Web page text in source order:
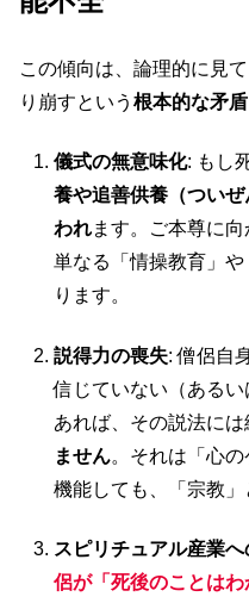
この傾向は、論理的に見
り崩すという 根本的な矛盾
儀式の無意味化: もし
養や追善供養（つい
われます。ご本尊に
単なる「情操教育」
ります。
説得力の喪失: 僧侶自
信じていない（ある
あれば、その説法に
ません。それは「心
機能しても、「宗教」
スピリチュアル産業
侶が「死後のことはわ